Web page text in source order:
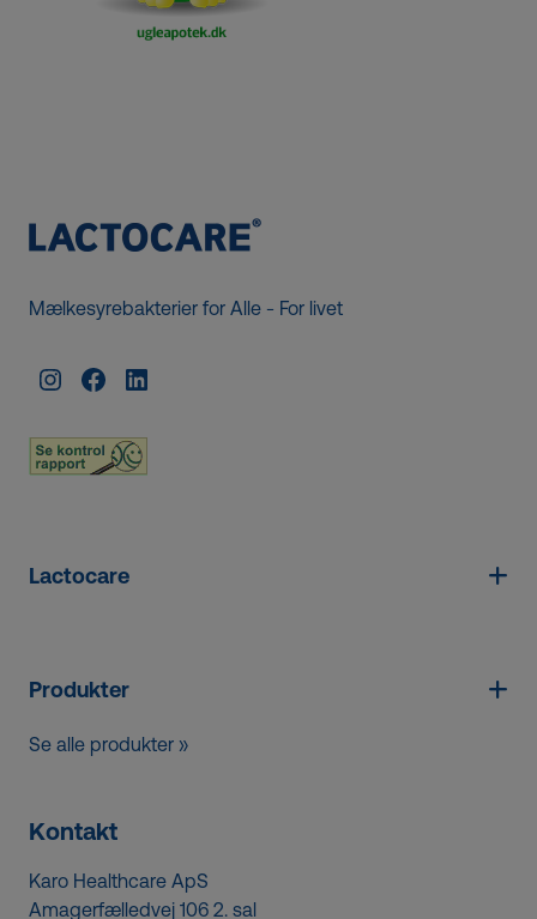
Mælkesyrebakterier for Alle - For livet
Instagram
Facebook
LinkedIn
Lactocare
Produkter
Se alle produkter »
Kontakt
Karo Healthcare ApS
Amagerfælledvej 106 2. sal